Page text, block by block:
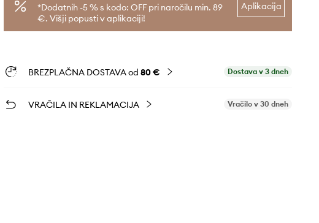
*Dodatnih -5 % s kodo: OFF pri naročilu min. 89
€. Višji popusti v aplikaciji!
Aplikacija
BREZPLAČNA DOSTAVA od 80 € Dostava v 3 dneh
VRAČILA IN REKLAMACIJA Vračilo v 30 dneh